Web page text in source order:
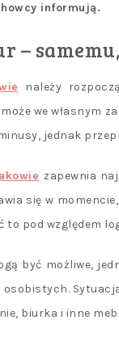
informują.
–
należy
we własnym
jednak
zapewnia
się w
to pod względem
być możliwe,
biurka i inne